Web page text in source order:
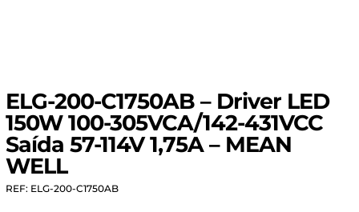
ELG-200-C1750AB – Driver LED
150W 100-305VCA/142-431VCC
Saída 57-114V 1,75A – MEAN
WELL
REF: ELG-200-C1750AB